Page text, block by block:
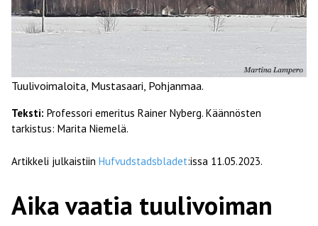
Tuulivoimaloita, Mustasaari, Pohjanmaa.
Teksti: Professori emeritus Rainer Nyberg. Käännösten
tarkistus: Marita Niemelä.
Artikkeli julkaistiin Hufvudstadsbladet:issa 11.05.2023.
Aika vaatia tuulivoiman